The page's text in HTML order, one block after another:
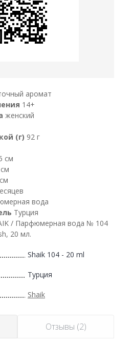
аромат
14+
женский
(г) 92 г
см
вода
Турция
/ Парфюмерная вода № 104
20 мл.
Shaik 104 - 20 ml
Турция
Shaik
Отзывы (2)